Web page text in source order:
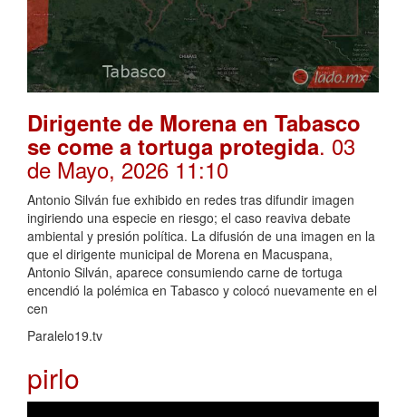
Dirigente de Morena en Tabasco
se come a tortuga protegida. 03
de Mayo, 2026 11:10
Antonio Silván fue exhibido en redes tras difundir imagen
ingiriendo una especie en riesgo; el caso reaviva debate
ambiental y presión política. La difusión de una imagen en la
que el dirigente municipal de Morena en Macuspana,
Antonio Silván, aparece consumiendo carne de tortuga
encendió la polémica en Tabasco y colocó nuevamente en el
cen
Paralelo19.tv
pirlo